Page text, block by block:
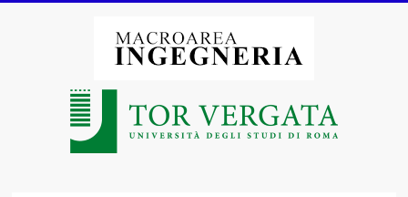
Macroarea